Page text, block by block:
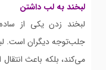
لبخند به لب داشتن
لبخند زدن یکی از
جلب‌توجه دیگران است.
می‌کند، بلکه باعث